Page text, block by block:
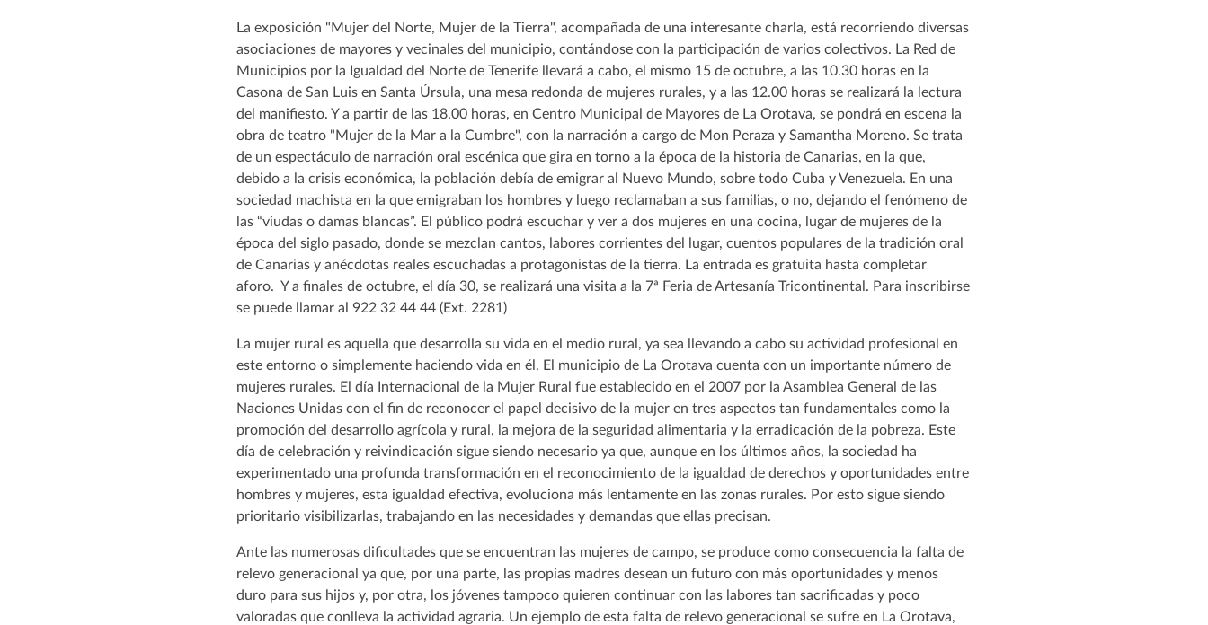
La exposición "Mujer del Norte, Mujer de la Tierra", acompañada de una interesante charla, está recorriendo diversas
asociaciones de mayores y vecinales del municipio, contándose con la participación de varios colectivos. La Red de
Municipios por la Igualdad del Norte de Tenerife llevará a cabo, el mismo 15 de octubre, a las 10.30 horas en la
Casona de San Luis en Santa Úrsula, una mesa redonda de mujeres rurales, y a las 12.00 horas se realizará la lectura
del manifiesto. Y a partir de las 18.00 horas, en Centro Municipal de Mayores de La Orotava, se pondrá en escena la
obra de teatro "Mujer de la Mar a la Cumbre", con la narración a cargo de Mon Peraza y Samantha Moreno. Se trata
de un espectáculo de narración oral escénica que gira en torno a la época de la historia de Canarias, en la que,
debido a la crisis económica, la población debía de emigrar al Nuevo Mundo, sobre todo Cuba y Venezuela. En una
sociedad machista en la que emigraban los hombres y luego reclamaban a sus familias, o no, dejando el fenómeno de
las “viudas o damas blancas”. El público podrá escuchar y ver a dos mujeres en una cocina, lugar de mujeres de la
época del siglo pasado, donde se mezclan cantos, labores corrientes del lugar, cuentos populares de la tradición oral
de Canarias y anécdotas reales escuchadas a protagonistas de la tierra. La entrada es gratuita hasta completar
aforo. Y a finales de octubre, el día 30, se realizará una visita a la 7ª Feria de Artesanía Tricontinental. Para inscribirse
se puede llamar al 922 32 44 44 (Ext. 2281)
La mujer rural es aquella que desarrolla su vida en el medio rural, ya sea llevando a cabo su actividad profesional en
este entorno o simplemente haciendo vida en él. El municipio de La Orotava cuenta con un importante número de
mujeres rurales. El día Internacional de la Mujer Rural fue establecido en el 2007 por la Asamblea General de las
Naciones Unidas con el fin de reconocer el papel decisivo de la mujer en tres aspectos tan fundamentales como la
promoción del desarrollo agrícola y rural, la mejora de la seguridad alimentaria y la erradicación de la pobreza. Este
día de celebración y reivindicación sigue siendo necesario ya que, aunque en los últimos años, la sociedad ha
experimentado una profunda transformación en el reconocimiento de la igualdad de derechos y oportunidades entre
hombres y mujeres, esta igualdad efectiva, evoluciona más lentamente en las zonas rurales. Por esto sigue siendo
prioritario visibilizarlas, trabajando en las necesidades y demandas que ellas precisan.
Ante las numerosas dificultades que se encuentran las mujeres de campo, se produce como consecuencia la falta de
relevo generacional ya que, por una parte, las propias madres desean un futuro con más oportunidades y menos
duro para sus hijos y, por otra, los jóvenes tampoco quieren continuar con las labores tan sacrificadas y poco
valoradas que conlleva la actividad agraria. Un ejemplo de esta falta de relevo generacional se sufre en La Orotava,